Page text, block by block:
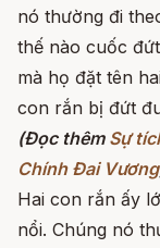
nó thường đi
thế nào cuốc
mà họ đặt tên
con rắn bị đứt
(Đọc thêmSự
Chính Đai Vương
Hai con rắn ấy
nổi. Chúng nó